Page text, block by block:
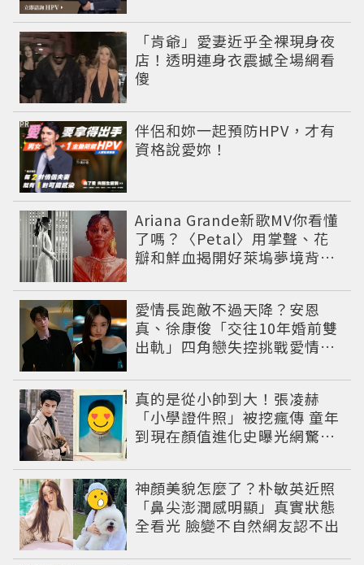
「肯爺」愛妻近乎全裸現身夜
店！透明連身衣震撼全場網看
傻
伴侶和妳一起預防HPV，才有
資格說愛妳！
PR
Ariana Grande新歌MV你看懂
了嗎？〈Petal〉用掌聲、花
瓣和鮮血揭開好萊塢夢境背後
愛情長跑敵不過天降？安恩
真、徐康俊「交往10年婚前雙
出軌」四角戀失控挑戰愛情底
真的是從小帥到大！張凌赫
「小學證件照」被挖瘋傳 童年
到現在顏值進化史曝光網驚：
神顏美貌怎麼了？朴敏英近照
「鼻尖澎潤感明顯」真實狀態
全看光 臉變不自然網友認不出